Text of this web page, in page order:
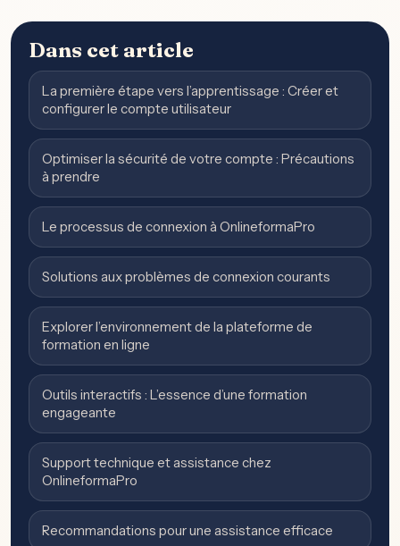
Dans cet article
La première étape vers l’apprentissage : Créer et
configurer le compte utilisateur
Optimiser la sécurité de votre compte : Précautions
à prendre
Le processus de connexion à OnlineformaPro
Solutions aux problèmes de connexion courants
Explorer l’environnement de la plateforme de
formation en ligne
Outils interactifs : L’essence d’une formation
engageante
Support technique et assistance chez
OnlineformaPro
Recommandations pour une assistance efficace